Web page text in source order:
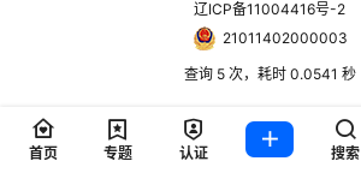
辽ICP备11004416号-2
21011402000003
查询 5 次，耗时 0.0541 秒
首页 专题 认证 搜索